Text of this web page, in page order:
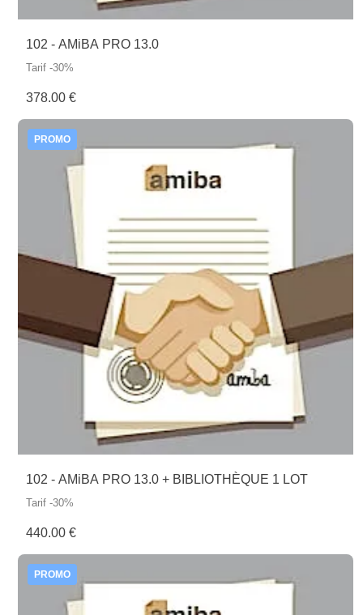
102 - AMiBA PRO 13.0
Tarif -30%
378.00 €
PROMO
102 - AMiBA PRO 13.0 + BIBLIOTHÈQUE 1 LOT
Tarif -30%
440.00 €
PROMO